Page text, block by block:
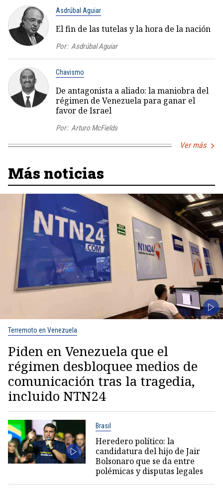
Asdrúbal Aguiar
El fin de las tutelas y la hora de la nación
Por: Asdrúbal Aguiar
Chavismo
De antagonista a aliado: la maniobra del
régimen de Venezuela para ganar el
favor de Israel
Por: Arturo McFields
Ver más
Más noticias
Terremoto en Venezuela
Piden en Venezuela que el
régimen desbloquee medios de
comunicación tras la tragedia,
incluido NTN24
Brasil
Heredero político: la
candidatura del hijo de Jair
Bolsonaro que se da entre
polémicas y disputas legales